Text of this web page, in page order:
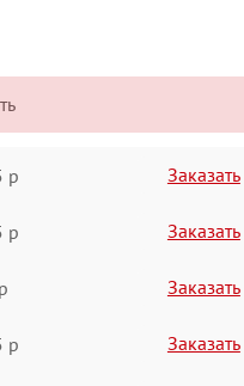
р Заказать
р Заказать
Заказать
р Заказать